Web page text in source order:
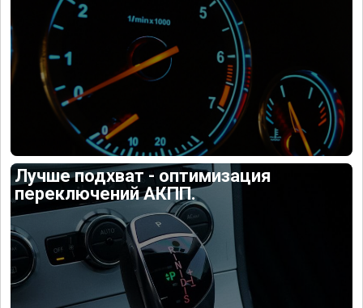
Лучше подхват - оптимизация
переключений АКПП.